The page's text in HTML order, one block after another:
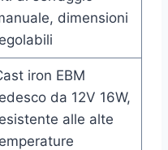
dimensioni
iron EBM
da 12V 16W,
alle alte